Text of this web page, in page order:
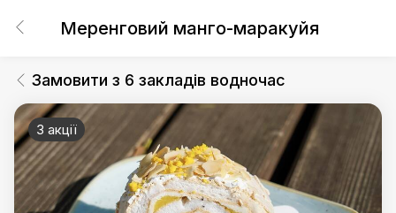
Меренговий манго-маракуйя
Замовити з 6 закладів водночас
3 акції